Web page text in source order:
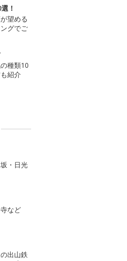
！
望める
グでご
種類10
紹介
・日光
など
出山鉄